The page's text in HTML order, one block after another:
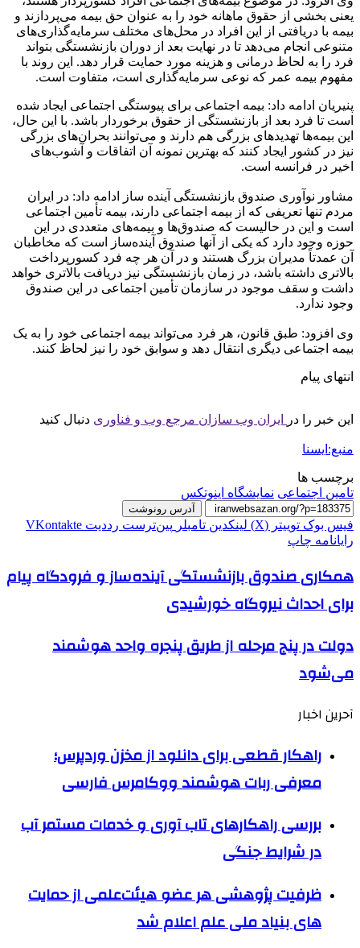
یعنی بخشی از حقوق ماهانه خود را به عنوان حق بیمه می‌پردازند و
بیمه با دریافتی از این افراد در محل‌های مختلف سرمایه‌گذاری‌های
متنوعی انجام می‌دهد تا در نهایت بعد از دوران بازنشستگی بتواند
فرد را به لحاظ درمانی و هزینه مورد حمایت قرار دهد. این روند با
مفهوم بیمه عمر که نوعی سرمایه‌گذاری است، متفاوت است.
پنیریان ادامه داد: بیمه اجتماعی برای پیوستگی اجتماعی ایجاد شده
است تا فرد بعد از بازنشستگی از حقوق برخوردار باشد. با این حال،
این بیمه‌ها تهدیدهای بزرگی هم دارند و می‌توانند بحران‌های بزرگی
نیز در کشور ایجاد کنند که بهترین نمونه آن اتفاقات و آشوب‌های
اخیر در فرانسه است.
مشاور نوآوری صندوق بازنشستگی آینده ساز ادامه داد: در ایران
مردم تنها تعریفی که از بیمه اجتماعی دارند، بیمه تأمین اجتماعی
است و این در حالیست که صندوق‌ها و بیمه‌های متعددی در این
حوزه وجود دارد که یکی از آنها صندوق آینده‌ساز است که مخاطبان
آن عمدتاً مدیران بزرگ هستند و در آن هر چه فرد کسورپرداخت
بالاتری داشته باشد، در زمان بازنشستگی نیز دریافت بالاتری خواهد
داشت و سقف موجود در سازمان تأمین اجتماعی در این صندوق
وجود ندارد.
وی افزود: طبق قانون، هر فرد می‌تواند بیمه اجتماعی خود را به یک
بیمه اجتماعی دیگری انتقال دهد و سوابق خود را نیز لحاظ کنند.
انتهای پیام
این خبر را در ایران وب سازان مرجع وب و فناوری دنبال کنید
منبع:ایسنا
برچسب ها
تامین اجتماعی نمایشگاه اینوتکس
آدرس رونوشت
فیس بوک توییتر (X) لینکدین ‫تامبلر ‫پین‌ترست ‫رددیت ‫VKontakte
رایانامه چاپ
همکاری صندوق‌ بازنشستگی آینده‌ساز و فرودگاه پیام
برای احداث نیروگاه خورشیدی
دولت در پنج مرحله از طریق پنجره واحد هوشمند
می‌شود
آحرین اخبار
راهکار قطعی برای دانلود از مخزن وردپرس؛
معرفی ربات هوشمند ووکامرس فارسی
بررسی راهکارهای تاب آوری و خدمات مستمر آب
در شرایط جنگی
ظرفیت پژوهشی هر عضو هیئت‌علمی از حمایت
های بنیاد ملی علم اعلام شد